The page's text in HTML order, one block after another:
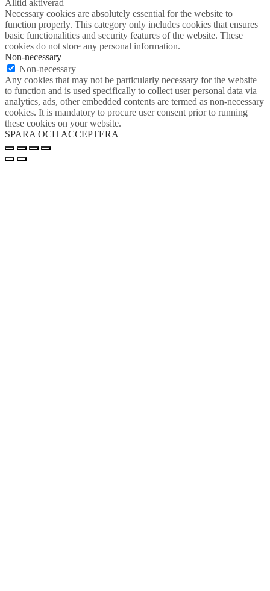
Alltid aktiverad
Necessary cookies are absolutely essential for the website to
function properly. This category only includes cookies that ensures
basic functionalities and security features of the website. These
cookies do not store any personal information.
Non-necessary
Non-necessary
Any cookies that may not be particularly necessary for the website
to function and is used specifically to collect user personal data via
analytics, ads, other embedded contents are termed as non-necessary
cookies. It is mandatory to procure user consent prior to running
these cookies on your website.
SPARA OCH ACCEPTERA